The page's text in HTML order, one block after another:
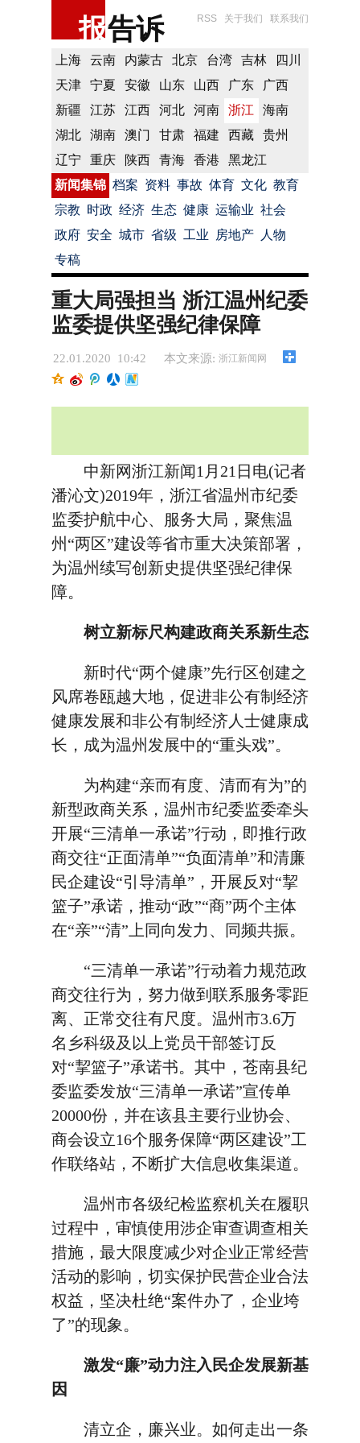
报告诉 RSS 关于我们 联系我们
上海 云南 内蒙古 北京 台湾 吉林
四川
天津
宁夏 安徽 山东 山西 广东
广西
新疆
江苏 江西 河北 河南 浙江
海南
湖北
湖南 澳门 甘肃 福建 西藏
贵州
辽宁
重庆 陕西 青海 香港
黑龙江
新闻集锦 档案 资料 事故 体育 文化 教育
宗教 时政 经济 生态 健康 运输业 社会
政府 安全 城市 省级 工业 房地产
人物
专稿
重大局强担当 浙江温州纪委
监委提供坚强纪律保障
22.01.2020 10:42 本文来源: 浙江新闻网
中新网浙江新闻1月21日电(记者
潘沁文)2019年，浙江省温州市纪委
监委护航中心、服务大局，聚焦温
州“两区”建设等省市重大决策部署，
为温州续写创新史提供坚强纪律保
障。
树立新标尺构建政商关系新生态
新时代“两个健康”先行区创建之
风席卷瓯越大地，促进非公有制经济
健康发展和非公有制经济人士健康成
长，成为温州发展中的“重头戏”。
为构建“亲而有度、清而有为”的
新型政商关系，温州市纪委监委牵头
开展“三清单一承诺”行动，即推行政
商交往“正面清单”“负面清单”和清廉
民企建设“引导清单”，开展反对“挈
篮子”承诺，推动“政”“商”两个主体
在“亲”“清”上同向发力、同频共振。
“三清单一承诺”行动着力规范政
商交往行为，努力做到联系服务零距
离、正常交往有尺度。温州市3.6万
名乡科级及以上党员干部签订反
对“挈篮子”承诺书。其中，苍南县纪
委监委发放“三清单一承诺”宣传单
20000份，并在该县主要行业协会、
商会设立16个服务保障“两区建设”工
作联络站，不断扩大信息收集渠道。
温州市各级纪检监察机关在履职
过程中，审慎使用涉企审查调查相关
措施，最大限度减少对企业正常经营
活动的影响，切实保护民营企业合法
权益，坚决杜绝“案件办了，企业垮
了”的现象。
激发“廉”动力注入民企发展新基
因
清立企，廉兴业。如何走出一条